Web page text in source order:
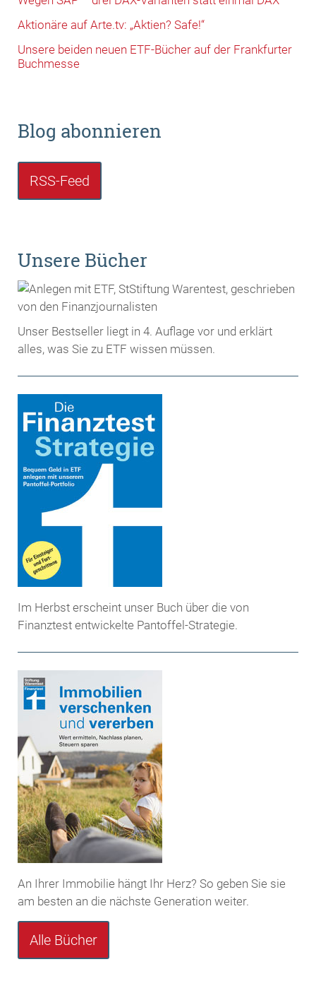
Aktionäre auf Arte.tv: „Aktien? Safe!“
Unsere beiden neuen ETF-Bücher auf der Frankfurter
Buchmesse
Blog abonnieren
RSS-Feed
Unsere Bücher
Unser Bestseller liegt in 4. Auflage vor und erklärt
alles, was Sie zu ETF wissen müssen.
Im Herbst erscheint unser Buch über die von
Finanztest entwickelte Pantoffel-Strategie.
An Ihrer Immobilie hängt Ihr Herz? So geben Sie sie
am besten an die nächste Generation weiter.
Alle Bücher